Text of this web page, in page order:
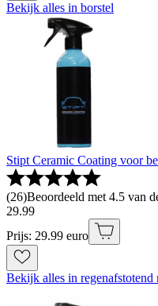
Bekijk alles in borstel
Stipt Ceramic Coating voor
(26)Beoordeeld met 4.5 van
29.99
Prijs: 29.99 euro
Bekijk alles in regenafstotend